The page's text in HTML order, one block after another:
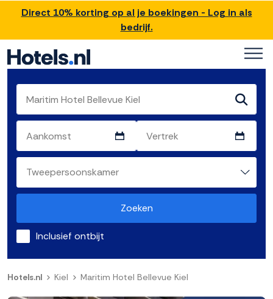
Direct 10% korting op al je boekingen - Log in als
bedrijf.
Zoeken
Inclusief ontbijt
Hotels.nl Kiel Maritim Hotel Bellevue Kiel